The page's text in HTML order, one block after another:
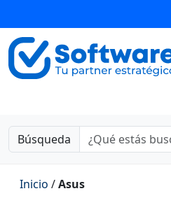
Búsqueda
Inicio /Asus